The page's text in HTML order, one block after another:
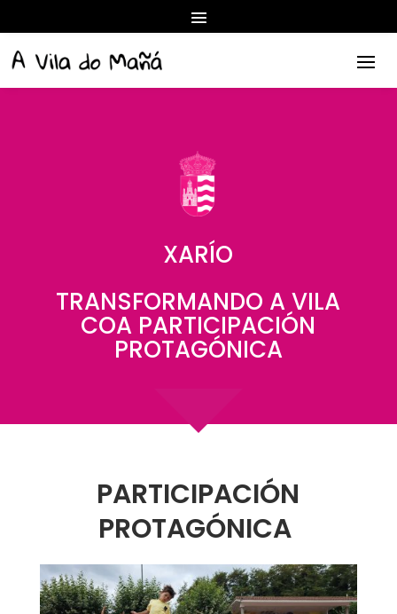
XARÍO
TRANSFORMANDO A VILA
COA PARTICIPACIÓN
PROTAGÓNICA
PARTICIPACIÓN
PROTAGÓNICA